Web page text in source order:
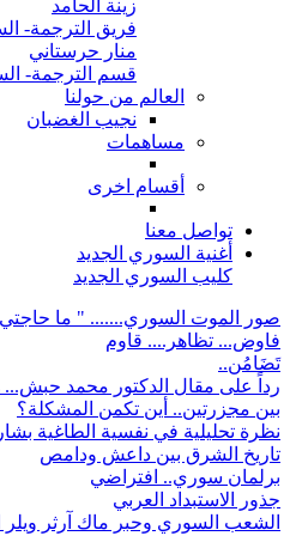
زينة الحامد
فريق الترجمة-
منار حرستاني
قسم الترجمة-
العالم من حولنا
نجيب الغضبان
مساهمات
أقسام اخرى
تواصل معنا
أغنية السوري الجديد
كليب السوري الجديد
صور الموت السوري....... " ما حاجتي
فاوض... تظاهر.... قاوم
تَضَامُن..
رداً على مقال الدكتور محمد
بين مجزرتين.. أين تكمن المشكلة؟
نظرة تحليلية في نفسية الطاغية
تاريخ الشرق بين داعش ودامص
برلمان سوري.. افتراضي
جذور الاستبداد العربي
الشعب السوري وحبر ماك آرثر